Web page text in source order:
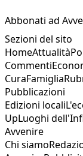
Abbonati ad
Sezioni del sito
HomeAttualità
Commenti
CuraFamiglia
Pubblicazioni
Edizioni locali
UpLuoghi
Avvenire
Chi siamo